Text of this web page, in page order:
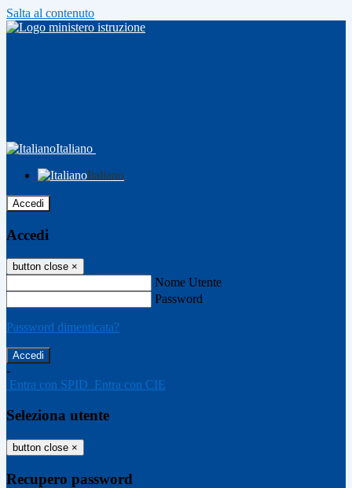
Salta al contenuto
Italiano
Italiano
Accedi
Accedi
button close ×
Nome Utente
Password
Password dimenticata?
-
Entra con SPID Entra con CIE
Seleziona utente
button close ×
Recupero password